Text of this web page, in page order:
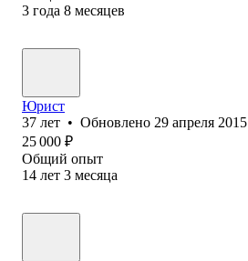
3 года 8 месяцев
Юрист
37 лет • Обновлено 29 апреля 2015
25 000 ₽
Общий опыт
14 лет 3 месяца